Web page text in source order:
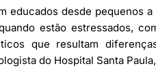
educados desde pequenos
estão estressados,
que resultam
do Hospital Santa